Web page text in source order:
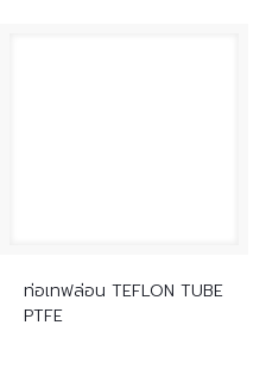
ท่อเทฟล่อน TEFLON TUBE
PTFE